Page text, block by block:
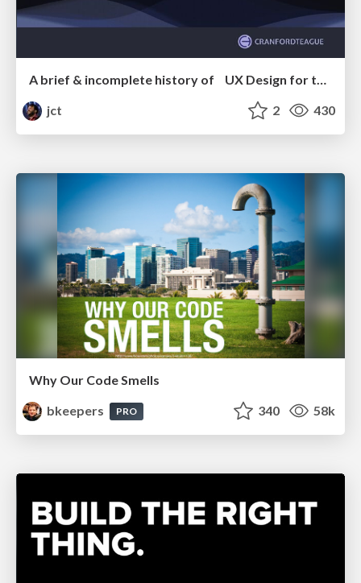
A brief & incomplete history of UX Design for the World Wide Web: 1989–2019
jct
2 430
Why Our Code Smells
bkeepers
PRO 340 58k